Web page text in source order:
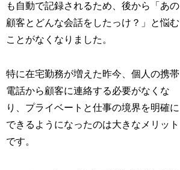
も自動で記録されるため、後から「あの
顧客とどんな会話をしたっけ？」と悩む
ことがなくなりました。
特に在宅勤務が増えた昨今、個人の携帯
電話から顧客に連絡する必要がなくな
り、プライベートと仕事の境界を明確に
できるようになったのは大きなメリット
です。